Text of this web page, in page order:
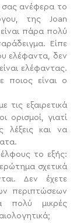
σας ανέφερα το
της Joan
πάρα πολύ
Είπε
ελέφαντα, δεν
ελέφαντας.
ποιος είναι ο
τις εξαιρετικά
ορισμοί, γιατί
λέξεις και να
το εξής:
σχετικά
Δεν έχετε
περιπτώσεων
πολύ μικρές